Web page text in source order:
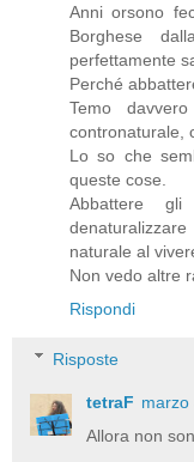
Anni orsono
Borghese
perfettamente
Perché
Temo
contronaturale,
Lo so che
queste cose.
Abbattere
naturale al
Non vedo altre
Rispondi
Risposte
tetraF marzo
Allora non